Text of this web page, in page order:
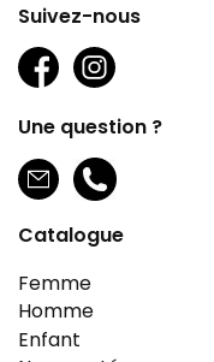
Suivez-nous
Une question ?
Catalogue
Femme
Homme
Enfant